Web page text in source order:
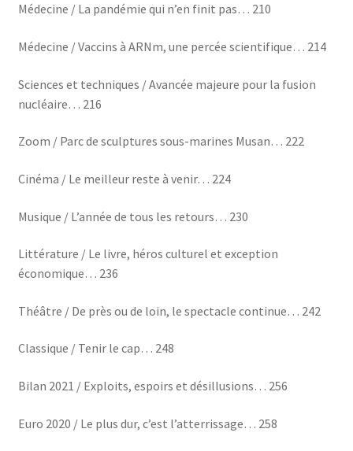
Médecine / La pandémie qui n’en finit pas… 210
Médecine / Vaccins à ARNm, une percée scientifique… 214
Sciences et techniques / Avancée majeure pour la fusion
nucléaire… 216
Zoom / Parc de sculptures sous-marines Musan… 222
Cinéma / Le meilleur reste à venir… 224
Musique / L’année de tous les retours… 230
Littérature / Le livre, héros culturel et exception
économique… 236
Théâtre / De près ou de loin, le spectacle continue… 242
Classique / Tenir le cap… 248
Bilan 2021 / Exploits, espoirs et désillusions… 256
Euro 2020 / Le plus dur, c’est l’atterrissage… 258